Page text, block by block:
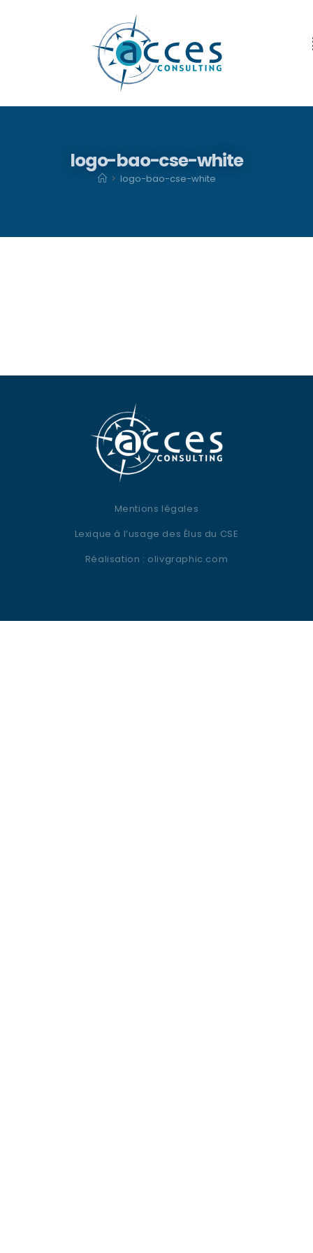
logo-bao-cse-white
> logo-bao-cse-white
Mentions légales
Lexique à l’usage des Élus du CSE
Réalisation : olivgraphic.com